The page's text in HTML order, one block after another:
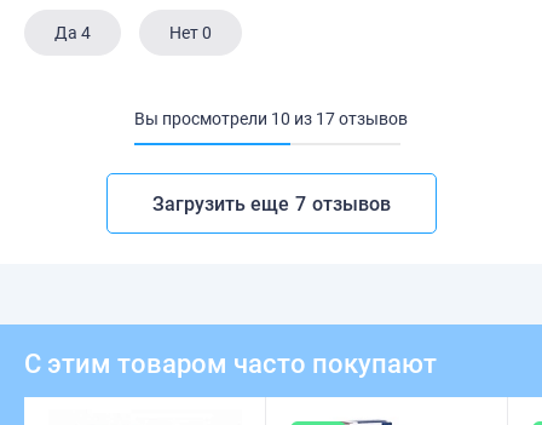
Да 4 Нет0
Вы просмотрели 10 из 17отзывов
Загрузить еще 7 отзывов
С этим товаром часто покупают